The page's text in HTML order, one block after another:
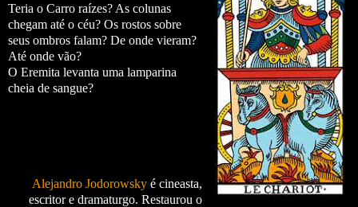
Teria o Carro raízes? As colunas
chegam até o céu? Os rostos sobre
seus ombros falam? De onde vieram?
Até onde vão?
O Eremita levanta uma lamparina
cheia de sangue?
Alejandro Jodorowsky é cineasta,
escritor e dramaturgo. Restaurou o